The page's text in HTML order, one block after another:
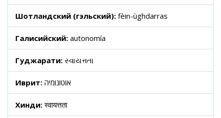
Шотландский (гэльский): fèin-ùghdarras
Галисийский: autonomía
Гуджарати: સ્વાયત્તતા
Иврит: אוטונומיה
Хинди:स्वायत्तता